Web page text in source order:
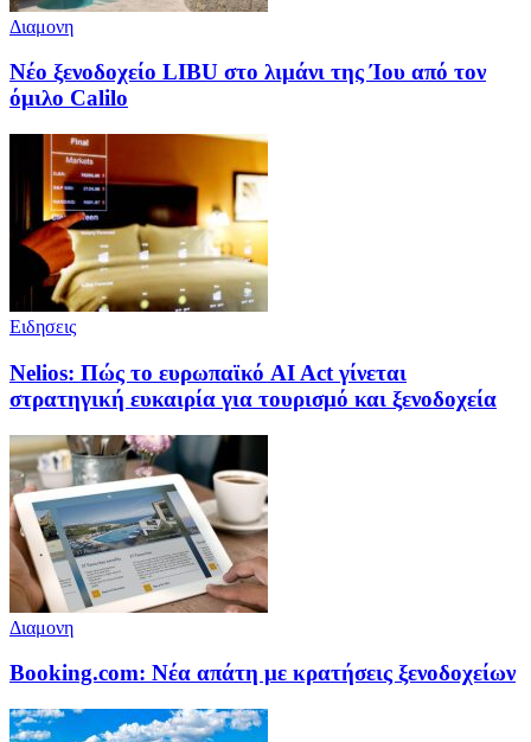
Διαμονη
Νέο ξενοδοχείο LIBU στο λιμάνι της Ίου από τον
όμιλο Calilo
Ειδησεις
Nelios: Πώς το ευρωπαϊκό AI Act γίνεται
στρατηγική ευκαιρία για τουρισμό και ξενοδοχεία
Διαμονη
Booking.com: Νέα απάτη με κρατήσεις ξενοδοχείων